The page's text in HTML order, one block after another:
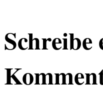
Schreibe